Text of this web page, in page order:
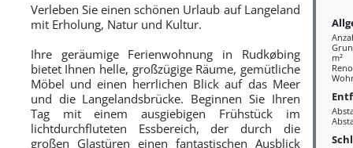
m²
Verleben Sie einen schönen Urlaub auf Langeland
mit Erholung, Natur und Kultur.
Ihre geräumige Ferienwohnung in Rudkøbing
bietet Ihnen helle, großzügige Räume, gemütliche
Möbel und einen herrlichen Blick auf das Meer
und die Langelandsbrücke. Beginnen Sie Ihren
Tag mit einem ausgiebigen Frühstück im
lichtdurchfluteten Essbereich, der durch die
großen Glastüren einen fantastischen Ausblick